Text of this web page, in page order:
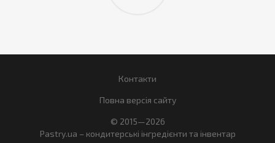
Контакти
Повна версія сайту
© 2015—2026
Pastry.ua – кондитерські інгредієнти та інвентар